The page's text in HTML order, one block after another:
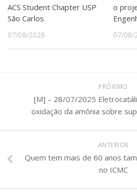
ACS Student Chapter USP
São Carlos
07/08/2026
o
07/08/
PRÓXIMO
[M] – 28/07/2025
oxidação da amônia sobre
ANTERIOR
Quem tem mais de 60 anos
no ICMC